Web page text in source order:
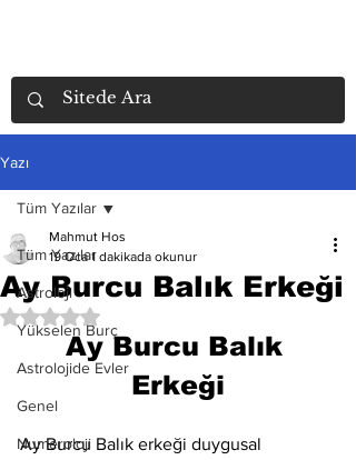
Yazı
Tüm Yazılar
Astroloji
Yükselen Burç
Astrolojide Evler
Genel
Numeroloji
Tüm Yazılar
Ay Burcu Balık Erkeği
Mahmut Hos
19 Oca 1 dakikada okunur
5 üzerinden NaN yıldız
Ay Burcu Balık
Erkeği
Ay Burcu Balık erkeği duygusal